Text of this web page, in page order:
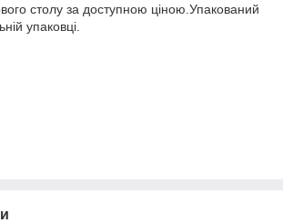
столу за доступною ціною.Упакований
упаковці.